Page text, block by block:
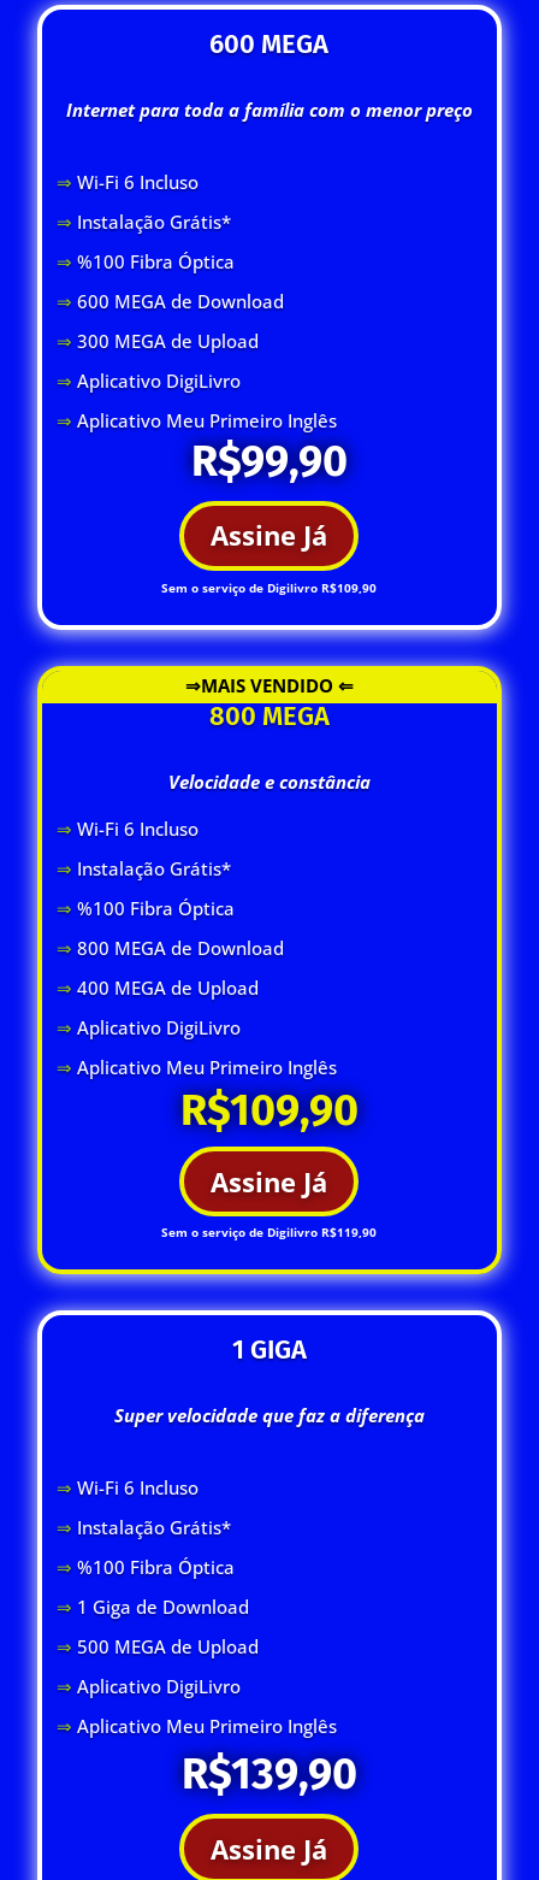
600 MEGA
Internet para toda a família com o menor preço
⇒ Wi-Fi 6 Incluso
⇒ Instalação Grátis*
⇒ %100 Fibra Óptica
⇒ 600 MEGA de Download
⇒300 MEGA de Upload
⇒Aplicativo DigiLivro
⇒Aplicativo Meu Primeiro Inglês
R$99,90
Assine Já
Sem o serviço de Digilivro R$109,90
⇒MAIS VENDIDO ⇐
800 MEGA
Velocidade e constância
⇒ Wi-Fi 6 Incluso
⇒ Instalação Grátis*
⇒ %100 Fibra Óptica
⇒ 800 MEGA de Download
⇒400 MEGA de Upload
⇒Aplicativo DigiLivro
⇒Aplicativo Meu Primeiro Inglês
R$109,90
Assine Já
Sem o serviço de Digilivro R$119,90
1 GIGA
Super velocidade que faz a diferença
⇒ Wi-Fi 6 Incluso
⇒ Instalação Grátis*
⇒ %100 Fibra Óptica
⇒ 1 Giga de Download
⇒ 500 MEGA de Upload
⇒Aplicativo DigiLivro
⇒Aplicativo Meu Primeiro Inglês
R$139,90
Assine Já